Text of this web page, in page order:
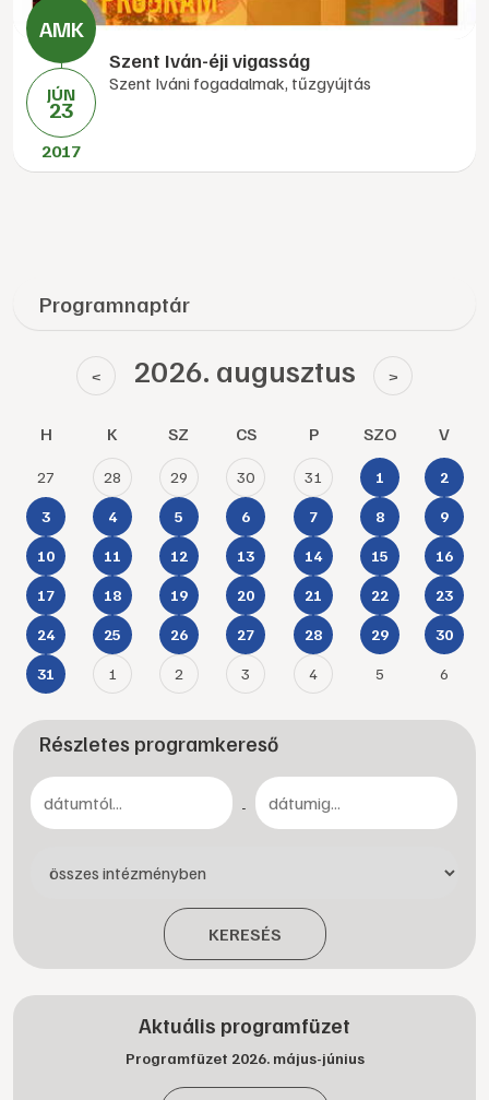
JÚN
23
2017
Szent Iván-éji vigasság
Szent Iváni fogadalmak, tűzgyújtás
Programnaptár
< 2026. augusztus >
H K SZ CS P SZO V
27 28 29 30 31 1 2
3 4 5 6 7 8 9
10 11 12 13 14 15 16
17 18 19 20 21 22 23
24 25 26 27 28 29 30
31 1 2 3 4 5 6
Részletes programkereső
-
KERESÉS
Aktuális programfüzet
Programfüzet 2026. május-június